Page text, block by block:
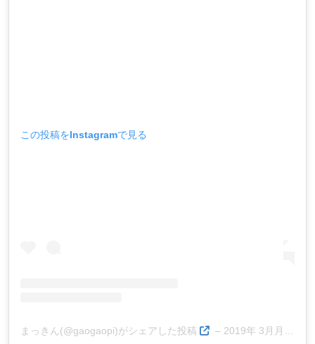
この投稿をInstagramで見る
まっきん(@gaogaopi)がシェアした投稿 – 2019年 3月月22日午前1時22分PDT